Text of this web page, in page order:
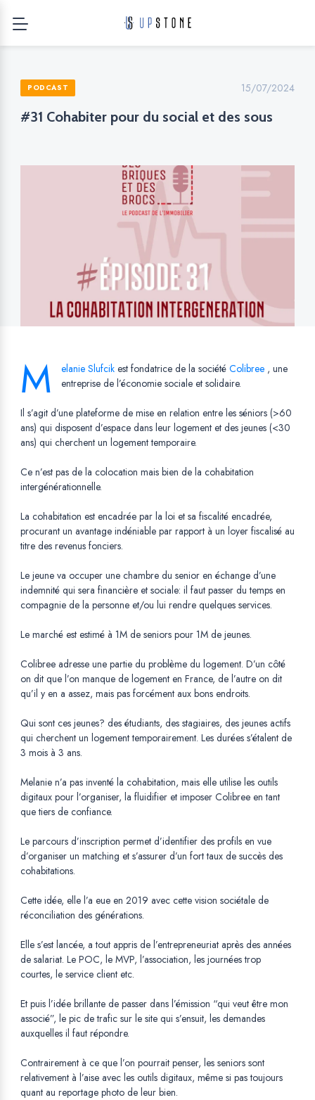
PODCAST 15/07/2024
#31 Cohabiter pour du social et des sous
M elanie Slufcik Opens in a new tab.
est fondatrice de la société Colibree Opens in a
, une
entreprise de l’économie sociale et solidaire.
Il s’agit d’une plateforme de mise en relation entre les séniors (>60
ans) qui disposent d’espace dans leur logement et des jeunes (<30
ans) qui cherchent un logement temporaire.
Ce n’est pas de la colocation mais bien de la cohabitation
intergénérationnelle.
La cohabitation est encadrée par la loi et sa fiscalité encadrée,
procurant un avantage indéniable par rapport à un loyer fiscalisé au
titre des revenus fonciers.
Le jeune va occuper une chambre du senior en échange d’une
indemnité qui sera financière et sociale: il faut passer du temps en
compagnie de la personne et/ou lui rendre quelques services.
Le marché est estimé à 1M de seniors pour 1M de jeunes.
Colibree adresse une partie du problème du logement. D’un côté
on dit que l’on manque de logement en France, de l’autre on dit
qu’il y en a assez, mais pas forcément aux bons endroits.
Qui sont ces jeunes? des étudiants, des stagiaires, des jeunes actifs
qui cherchent un logement temporairement. Les durées s’étalent de
3 mois à 3 ans.
Melanie n’a pas inventé la cohabitation, mais elle utilise les outils
digitaux pour l’organiser, la fluidifier et imposer Colibree en tant
que tiers de confiance.
Le parcours d’inscription permet d’identifier des profils en vue
d’organiser un matching et s’assurer d’un fort taux de succès des
cohabitations.
Cette idée, elle l’a eue en 2019 avec cette vision sociétale de
réconciliation des générations.
Elle s’est lancée, a tout appris de l’entrepreneuriat après des années
de salariat. Le POC, le MVP, l’association, les journées trop
courtes, le service client etc.
Et puis l’idée brillante de passer dans l’émission “qui veut être mon
associé”, le pic de trafic sur le site qui s’ensuit, les demandes
auxquelles il faut répondre.
Contrairement à ce que l’on pourrait penser, les seniors sont
relativement à l’aise avec les outils digitaux, même si pas toujours
quant au reportage photo de leur bien.